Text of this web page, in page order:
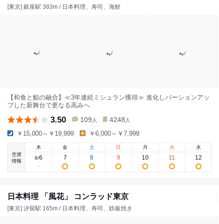
[東京] 銀座駅 383m / 日本料理、寿司、海鮮
【和食と鮨の融合】≪3年連続ミシュラン獲得≫ 進化しバーションアッ
プした新舞台で更なる高みへ
3.50 109 人 4248 人
￥15,000～￥19,999 ￥6,000～￥7,999
空席
情報
木
8/6
金
7
土
8
日
9
月
10
火
11
水
12
日本料理 「風花」 コンラッド東京
[東京] 汐留駅 165m / 日本料理、寿司、鉄板焼き